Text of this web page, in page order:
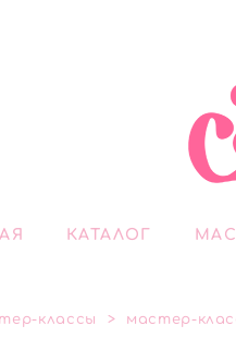
КАТАЛОГ
классы > мастер-